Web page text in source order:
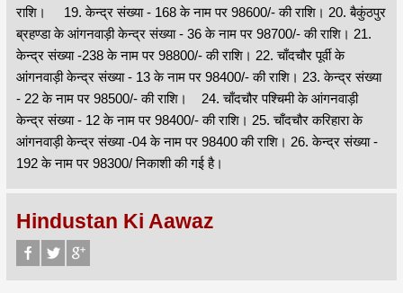
राशि। 19. केन्द्र संख्या - 168 के नाम पर 98600/- की राशि। 20. बैकुंठपुर
ब्रहण्डा के आंगनवाड़ी केन्द्र संख्या - 36 के नाम पर 98700/- की राशि। 21.
केन्द्र संख्या -238 के नाम पर 98800/- की राशि। 22. चाँदचौर पूर्वी के
आंगनवाड़ी केन्द्र संख्या - 13 के नाम पर 98400/- की राशि। 23. केन्द्र संख्या
- 22 के नाम पर 98500/- की राशि। 24. चाँदचौर पश्चिमी के आंगनवाड़ी
केन्द्र संख्या - 12 के नाम पर 98400/- की राशि। 25. चाँदचौर करिहारा के
आंगनवाड़ी केन्द्र संख्या -04 के नाम पर 98400 की राशि। 26. केन्द्र संख्या -
192 के नाम पर 98300/ निकाशी की गई है।
Hindustan Ki Aawaz